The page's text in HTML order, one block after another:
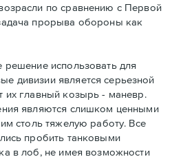
по сравнению с Первой
прорыва обороны как
решение использовать для
дивизии является серьезной
их главный козырь - маневр.
являются слишком ценными
столь тяжелую работу. Все
пробить танковыми
в лоб, не имея возможности